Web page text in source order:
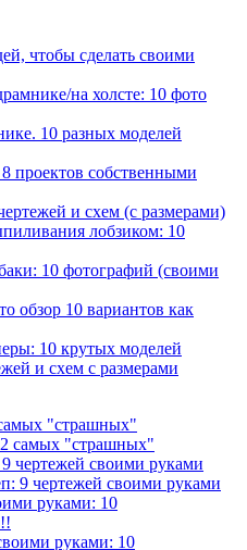
чтобы сделать своими
на холсте: 10 фото
10 разных моделей
проектов собственными
и схем (с размерами)
лобзиком: 10
10 фотографий (своими
обзор 10 вариантов как
10 крутых моделей
и схем с размерами
"страшных"
чертежей своими руками
руками: 10